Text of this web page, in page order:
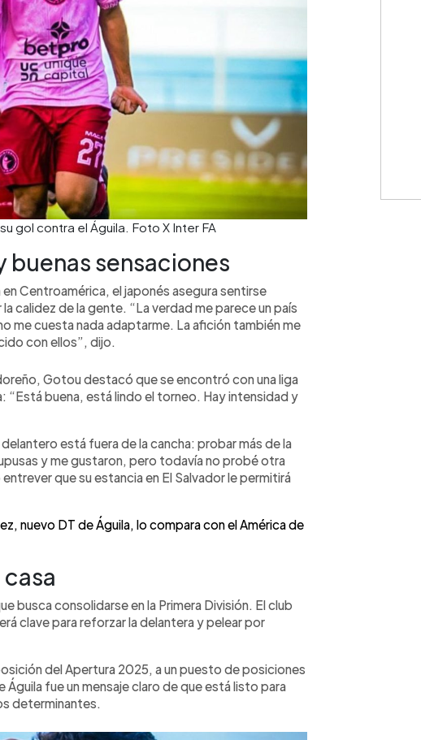
gol contra el Águila. Foto X Inter FA
sensaciones
Centroamérica, el japonés asegura sentirse
calidez de la gente. “La verdad me parece un país
me cuesta nada adaptarme. La afición también me
con ellos”, dijo.
Gotou destacó que se encontró con una liga
“Está buena, está lindo el torneo. Hay intensidad y
está fuera de la cancha: probar más de la
y me gustaron, pero todavía no probé otra
que su estancia en El Salvador le permitirá
nuevo DT de Águila, lo compara con el América de
casa
busca consolidarse en la Primera División. El club
clave para reforzar la delantera y pelear por
del Apertura 2025, a un puesto de posiciones
Águila fue un mensaje claro de que está listo para
determinantes.